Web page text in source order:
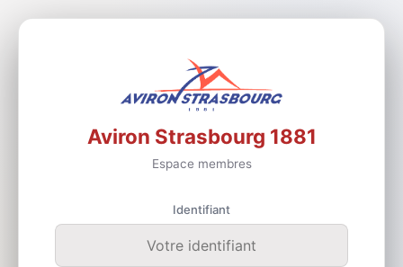
Aviron Strasbourg 1881
Espace membres
Identifiant